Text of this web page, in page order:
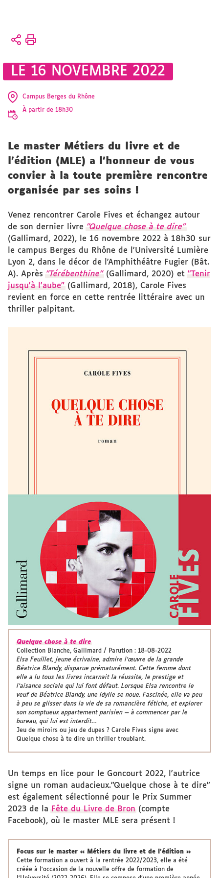
Vous
Accueil
Actualités
LE 16 NOVEMBRE 2022
Campus Berges du Rhône
À partir de 18h30
Le master Métiers du livre et de
l’édition (MLE) a l'honneur de vous
convier à la toute première rencontre
organisée par ses soins !
Venez rencontrer Carole Fives et échangez autour
de son dernier livre "Quelque chose à te dire"
(Gallimard, 2022), le 16 novembre 2022 à 18h30 sur
le campus Berges du Rhône de l'Université Lumière
Lyon 2, dans le décor de l'Amphithéâtre Fugier (Bât.
A). Après "Térébenthine"(Gallimard, 2020) et "Tenir
jusqu'à l'aube" (Gallimard, 2018), Carole Fives
revient en force en cette rentrée littéraire avec un
thriller palpitant.
Quelque chose à te dire
Collection Blanche, Gallimard / Parution : 18-08-2022
Elsa Feuillet, jeune écrivaine, admire l’œuvre de la grande
Béatrice Blandy, disparue prématurément. Cette femme dont
elle a lu tous les livres incarnait la réussite, le prestige et
l’aisance sociale qui lui font défaut. Lorsque Elsa rencontre le
veuf de Béatrice Blandy, une idylle se noue. Fascinée, elle va peu
à peu se glisser dans la vie de sa romancière fétiche, et explorer
son somptueux appartement parisien — à commencer par le
bureau, qui lui est interdit…
Jeu de miroirs ou jeu de dupes ? Carole Fives signe avec
Quelque chose à te dire un thriller troublant.
Un temps en lice pour le Goncourt 2022, l'autrice
signe un roman audacieux."Quelque chose à te dire"
est également sélectionné pour le Prix Summer
2023 de la Fête du Livre de Bron (compte
Facebook), où le master MLE sera présent !
Focus sur le master « Métiers du livre et de l’édition »
Cette formation a ouvert à la rentrée 2022/2023, elle a été
créée à l'occasion de la nouvelle offre de formation de